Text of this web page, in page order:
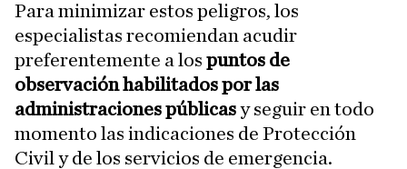
Para minimizar estos peligros, los
especialistas recomiendan acudir
preferentemente a los puntos de
observación habilitados por las
administraciones públicasy seguir en todo
momento las indicaciones de Protección
Civil y de los servicios de emergencia.